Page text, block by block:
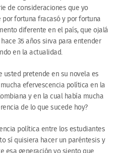
de consideraciones que yo
fortuna fracasó y por fortuna
diferente en el país, que ojalá
35 años sirva para entender
en la actualidad.
usted pretende en su novela es
efervescencia política en la
y en la cual había mucha
de lo que sucede hoy?
política entre los estudiantes
sí quisiera hacer un paréntesis y